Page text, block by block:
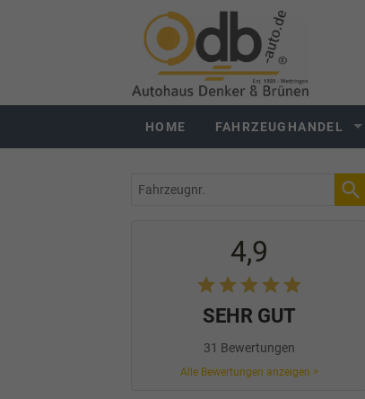
HOME FAHRZEUGHANDEL
Fahrzeugnr.
4,9
SEHR GUT
31 Bewertungen
Alle Bewertungen anzeigen >